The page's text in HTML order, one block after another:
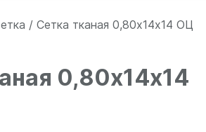
Сетка тканая 0,80х14х14 ОЦ
0,80х14х14